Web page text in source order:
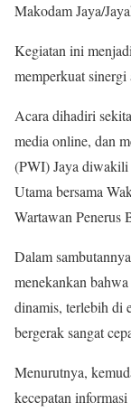
Makodam Jaya/
Kegiatan ini
memperkuat
Acara dihadiri
media online, dan
(PWI) Jaya
Utama bersama
Wartawan Penerus
Dalam
menekankan
dinamis, terlebih di
bergerak sangat
Menurutnya,
kecepatan